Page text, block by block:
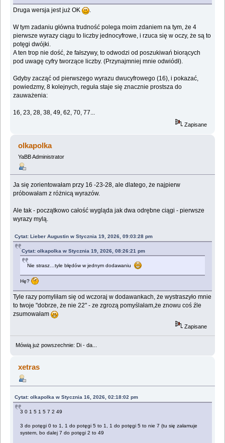
Druga wersja jest już OK .
W tym zadaniu główna trudność polega moim zdaniem na tym, że 4
pierwsze wyrazy ciągu to liczby jednocyfrowe, i rzuca się w oczy, że są to
potęgi dwójki.
A ten trop nie dość, że fałszywy, to odwodzi od poszukiwań biorących
pod uwagę cyfry tworzące liczby. (Przynajmniej mnie odwiódł).
Gdyby zacząć od pierwszego wyrazu dwucyfrowego (16), i pokazać,
powiedzmy, 8 kolejnych, reguła staje się znacznie prostsza do
zauważenia:
16, 23, 28, 38, 49, 62, 70, 77...
Zapisane
olkapolka
YaBB Administrator
Ja się zorientowałam przy 16 -23-28, ale dlatego, że najpierw
próbowałam z różnicą wyrazów.
Ale tak - początkowo całość wygląda jak dwa odrębne ciągi - pierwsze
wyrazy mylą.
Cytat: Lieber Augustin w Stycznia 19, 2026, 09:03:28 pm
Cytat: olkapolka w Stycznia 19, 2026, 08:26:21 pm
Nie strasz…tyle błędów w jednym dodawaniu
Hę?
Tyle razy pomyliłam się od wczoraj w dodawankach, że wystraszyło mnie
to twoje "dobrze, że nie 22" - ze zgrozą pomyślałam,że znowu coś źle
zsumowałam
Zapisane
Mówią już powszechnie: Di - da...
xetras
Cytat: olkapolka w Stycznia 16, 2026, 02:18:02 pm
3 0 1 5 1 5 7 2 49
3 do potęgi 0 to 1, 1 do potęgi 5 to 1, 1 do potęgi 5 to nie 7 (tu się załamuje
system, bo dalej 7 do potęgi 2 to 49